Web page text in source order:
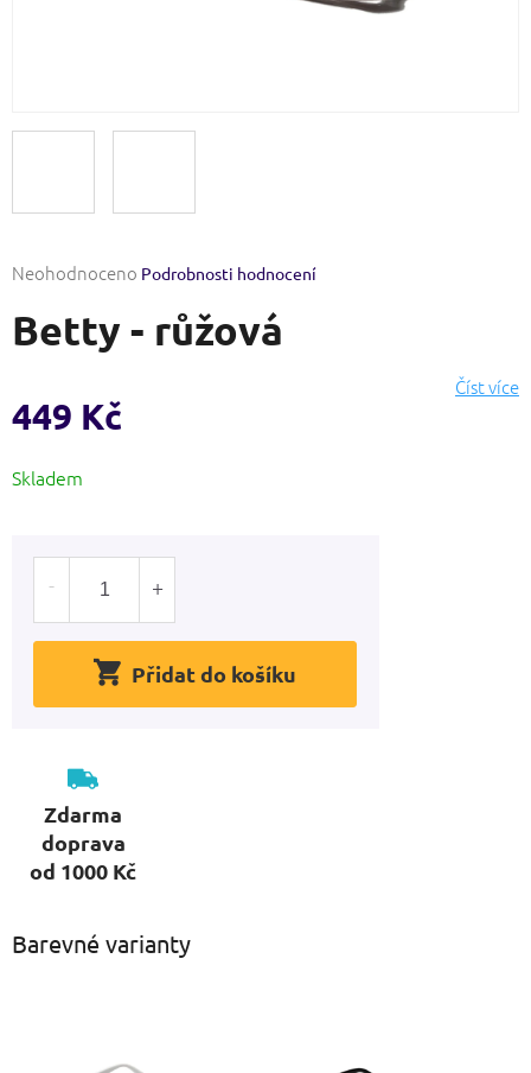
Průměrné
produktu
je
5
hvězdiček.
Neohodnoceno Podrobnosti hodnocení
Betty - růžová
Číst více
449 Kč
cena:
Skladem
Přidat do košíku
Zdarma
doprava
od 1000 Kč
Barevné varianty